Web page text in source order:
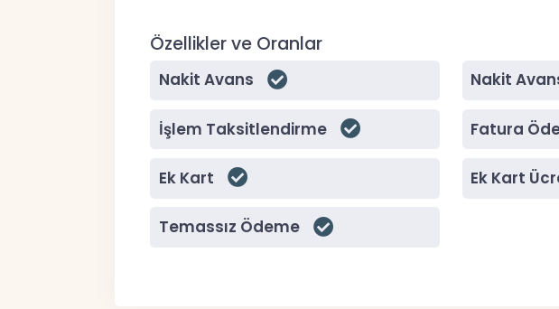
Özellikler ve Oranlar
Nakit Avans Nakit
İşlem Taksitlendirme Fatura
Ek Kart Ek Kart
Temassız Ödeme